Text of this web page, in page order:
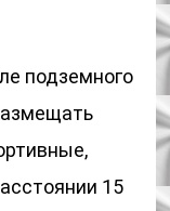
подземного
15